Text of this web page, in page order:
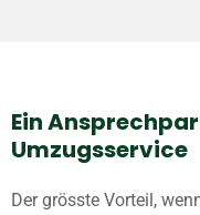
Ein
Umzugsservice
Der grösste Vorteil,